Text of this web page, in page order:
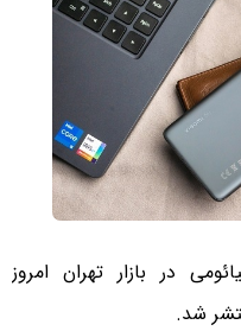
در بازار تهران امروز